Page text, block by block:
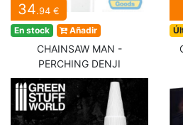
34.94 €
En stock Añadir
CHAINSAW MAN -
PERCHING DENJI